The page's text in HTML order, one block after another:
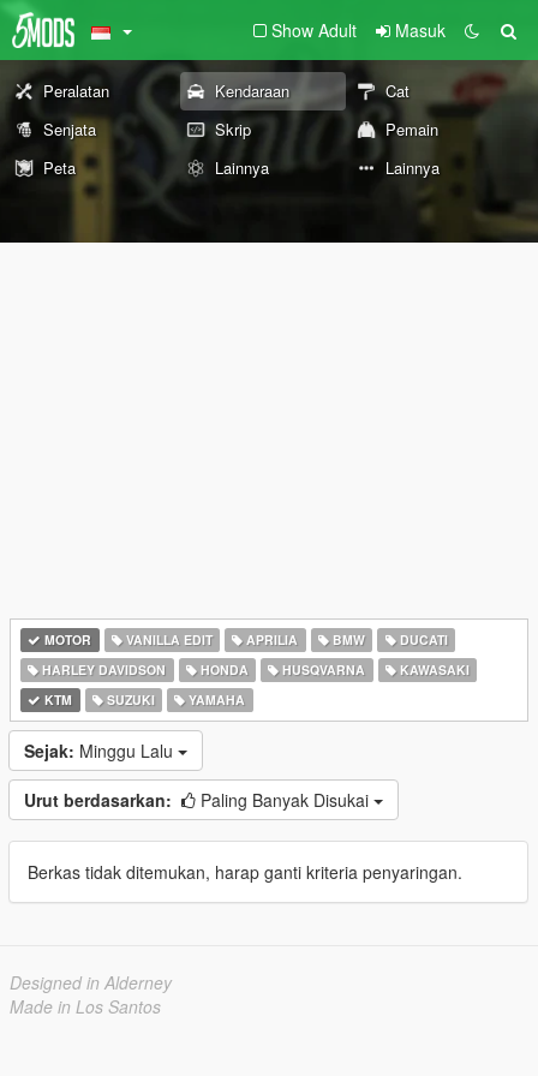
Show Adult Masuk
Peralatan Kendaraan
Cat
Senjata
Skrip
Pemain
Peta
Lainnya Lainnya
MOTOR VANILLA EDIT APRILIA BMW
DUCATI
HARLEY DAVIDSON
HONDA HUSQVARNA
KAWASAKI
KTM
SUZUKI YAMAHA
Sejak: Minggu Lalu
Urut berdasarkan: Paling Banyak Disukai
Berkas tidak ditemukan, harap ganti kriteria penyaringan.
Designed in Alderney
Made in Los Santos